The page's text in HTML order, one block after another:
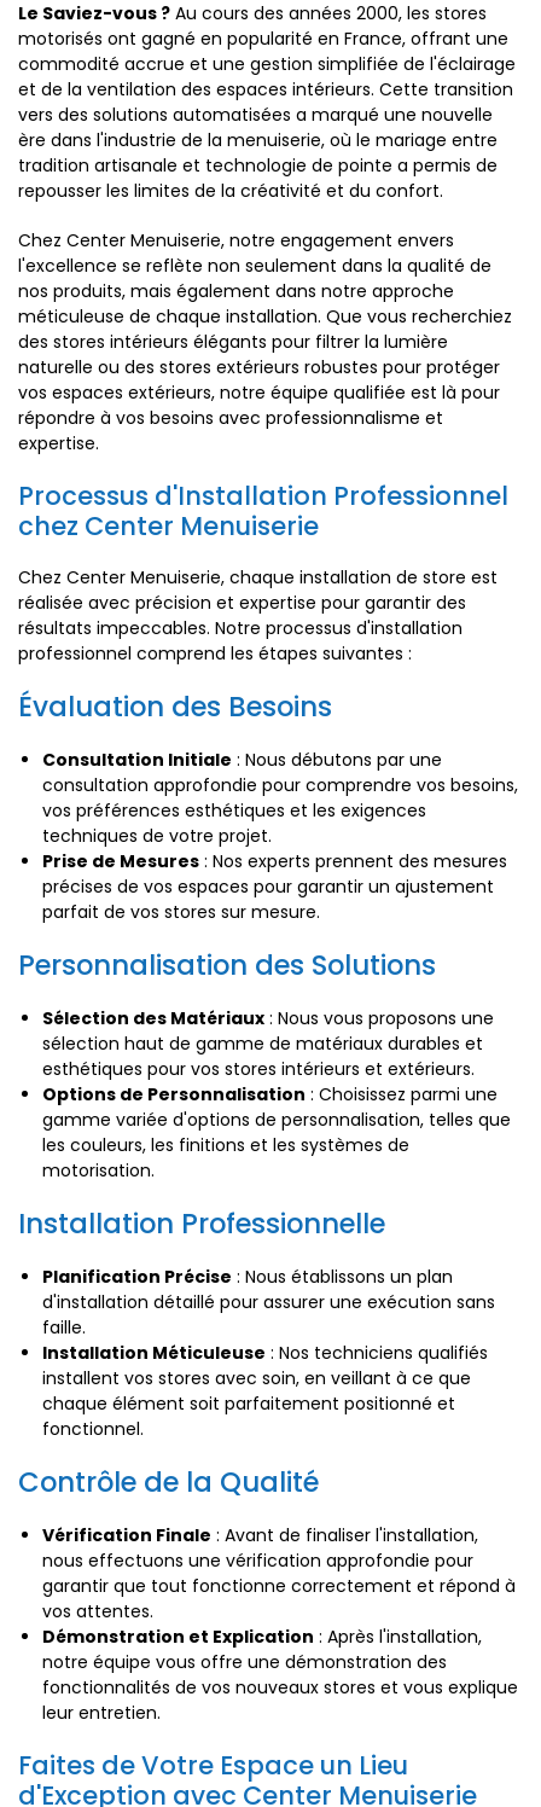
Le Saviez-vous ? Au cours des années 2000, les stores
motorisés ont gagné en popularité en France, offrant une
commodité accrue et une gestion simplifiée de l'éclairage
et de la ventilation des espaces intérieurs. Cette transition
vers des solutions automatisées a marqué une nouvelle
ère dans l'industrie de la menuiserie, où le mariage entre
tradition artisanale et technologie de pointe a permis de
repousser les limites de la créativité et du confort.
Chez Center Menuiserie, notre engagement envers
l'excellence se reflète non seulement dans la qualité de
nos produits, mais également dans notre approche
méticuleuse de chaque installation. Que vous recherchiez
des stores intérieurs élégants pour filtrer la lumière
naturelle ou des stores extérieurs robustes pour protéger
vos espaces extérieurs, notre équipe qualifiée est là pour
répondre à vos besoins avec professionnalisme et
expertise.
Processus d'Installation Professionnel
chez Center Menuiserie
Chez Center Menuiserie, chaque installation de store est
réalisée avec précision et expertise pour garantir des
résultats impeccables. Notre processus d'installation
professionnel comprend les étapes suivantes :
Évaluation des Besoins
Consultation Initiale : Nous débutons par une
consultation approfondie pour comprendre vos besoins,
vos préférences esthétiques et les exigences
techniques de votre projet.
Prise de Mesures : Nos experts prennent des mesures
précises de vos espaces pour garantir un ajustement
parfait de vos stores sur mesure.
Personnalisation des Solutions
Sélection des Matériaux : Nous vous proposons une
sélection haut de gamme de matériaux durables et
esthétiques pour vos stores intérieurs et extérieurs.
Options de Personnalisation : Choisissez parmi une
gamme variée d'options de personnalisation, telles que
les couleurs, les finitions et les systèmes de
motorisation.
Installation Professionnelle
Planification Précise : Nous établissons un plan
d'installation détaillé pour assurer une exécution sans
faille.
Installation Méticuleuse : Nos techniciens qualifiés
installent vos stores avec soin, en veillant à ce que
chaque élément soit parfaitement positionné et
fonctionnel.
Contrôle de la Qualité
Vérification Finale : Avant de finaliser l'installation,
nous effectuons une vérification approfondie pour
garantir que tout fonctionne correctement et répond à
vos attentes.
Démonstration et Explication : Après l'installation,
notre équipe vous offre une démonstration des
fonctionnalités de vos nouveaux stores et vous explique
leur entretien.
Faites de Votre Espace un Lieu
d'Exception avec Center Menuiserie